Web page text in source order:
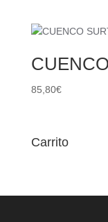
85,80€
Carrito